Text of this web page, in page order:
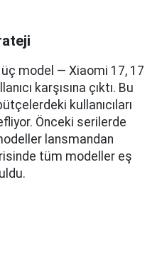
model — Xiaomi 17, 17
karşısına çıktı. Bu
kullanıcıları
Önceki serilerde
lansmandan
tüm modeller eş